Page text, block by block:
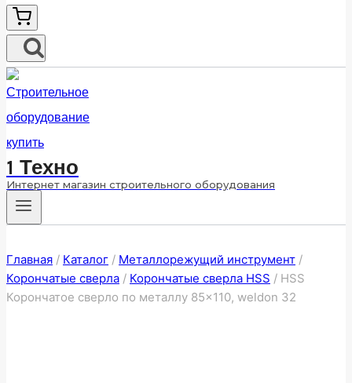
1 Техно
Интернет магазин строительного оборудования
Главная / Каталог / Металлорежущий инструмент /
Корончатые сверла / Корончатые сверла HSS / HSS
Корончатое сверло по металлу 85×110, weldon 32